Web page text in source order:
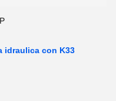
P
idraulica con K33